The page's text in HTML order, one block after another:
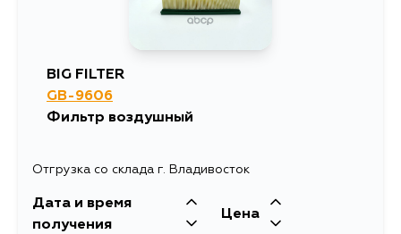
BIG FILTER
GB-9606
Фильтр воздушный
Отгрузка со склада г. Владивосток
Дата и время
получения
Цена